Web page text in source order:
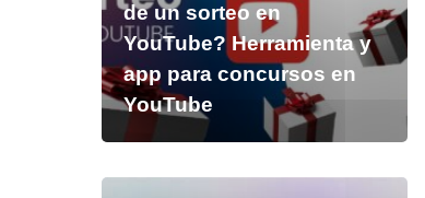
de un sorteo en
YouTube? Herramienta y
app para concursos en
YouTube